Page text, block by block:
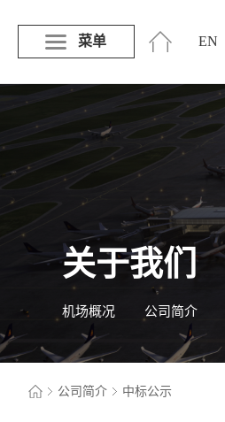
菜单 EN
关于我们
机场概况 公司简介
公司简介 中标公示